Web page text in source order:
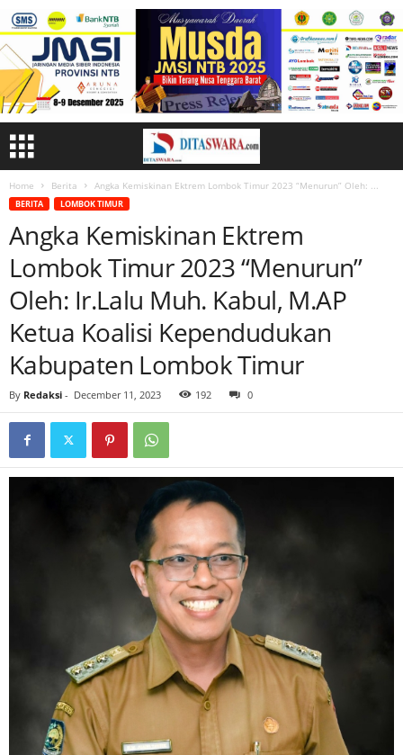
Home Berita Angka Kemiskinan Ektrem Lombok Timur 2023 “Menurun” Oleh: ...
BERITA LOMBOK TIMUR
Angka Kemiskinan Ektrem
Lombok Timur 2023 “Menurun”
Oleh: Ir.Lalu Muh. Kabul, M.AP
Ketua Koalisi Kependudukan
Kabupaten Lombok Timur
By Redaksi - December 11, 2023 192 0